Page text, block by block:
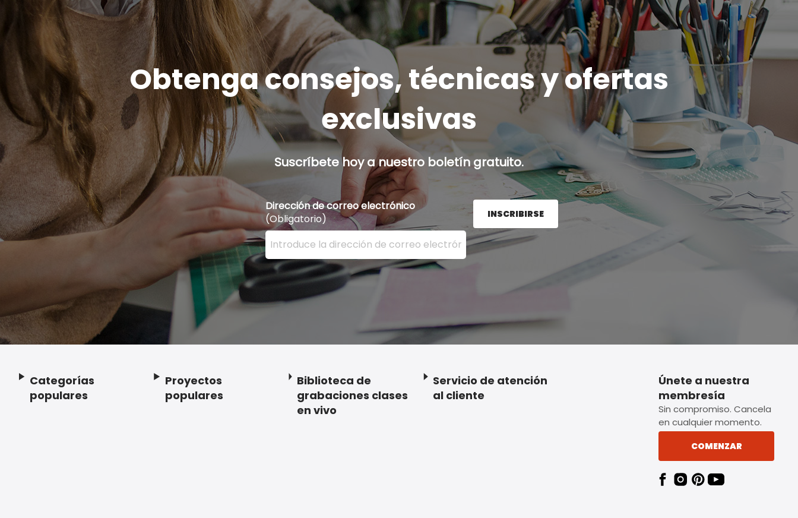
Obtenga consejos, técnicas y ofertas
exclusivas
Suscríbete hoy a nuestro boletín gratuito.
Dirección de correo electrónico
(Obligatorio)
Ingrese su dirección de correo electrónico aquí y presione el botón Registrarse.
INSCRIBIRSE
Footer
Categorías
populares
Proyectos
populares
Biblioteca de
grabaciones clases
en vivo
Servicio de atención
al cliente
Únete a nuestra
membresía
Sin compromiso. Cancela
en cualquier momento.
COMENZAR